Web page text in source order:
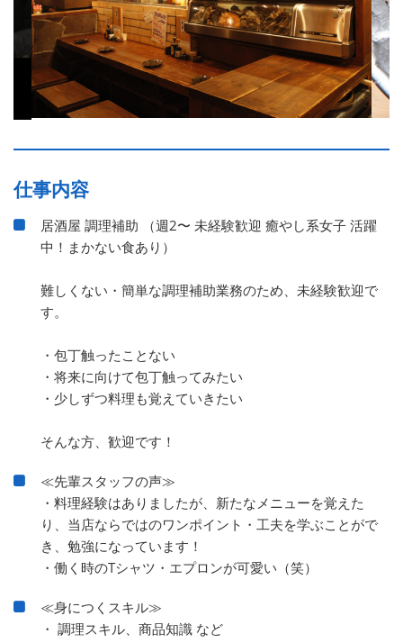
仕事内容
居酒屋 調理補助 （週2〜 未経験歓迎 癒やし系女子 活躍
中！まかない食あり）
難しくない・簡単な調理補助業務のため、未経験歓迎で
す。
・包丁触ったことない
・将来に向けて包丁触ってみたい
・少しずつ料理も覚えていきたい
そんな方、歓迎です！
≪先輩スタッフの声≫
・料理経験はありましたが、新たなメニューを覚えた
り、当店ならではのワンポイント・工夫を学ぶことがで
き、勉強になっています！
・働く時のTシャツ・エプロンが可愛い（笑）
≪身につくスキル≫
・ 調理スキル、商品知識 など